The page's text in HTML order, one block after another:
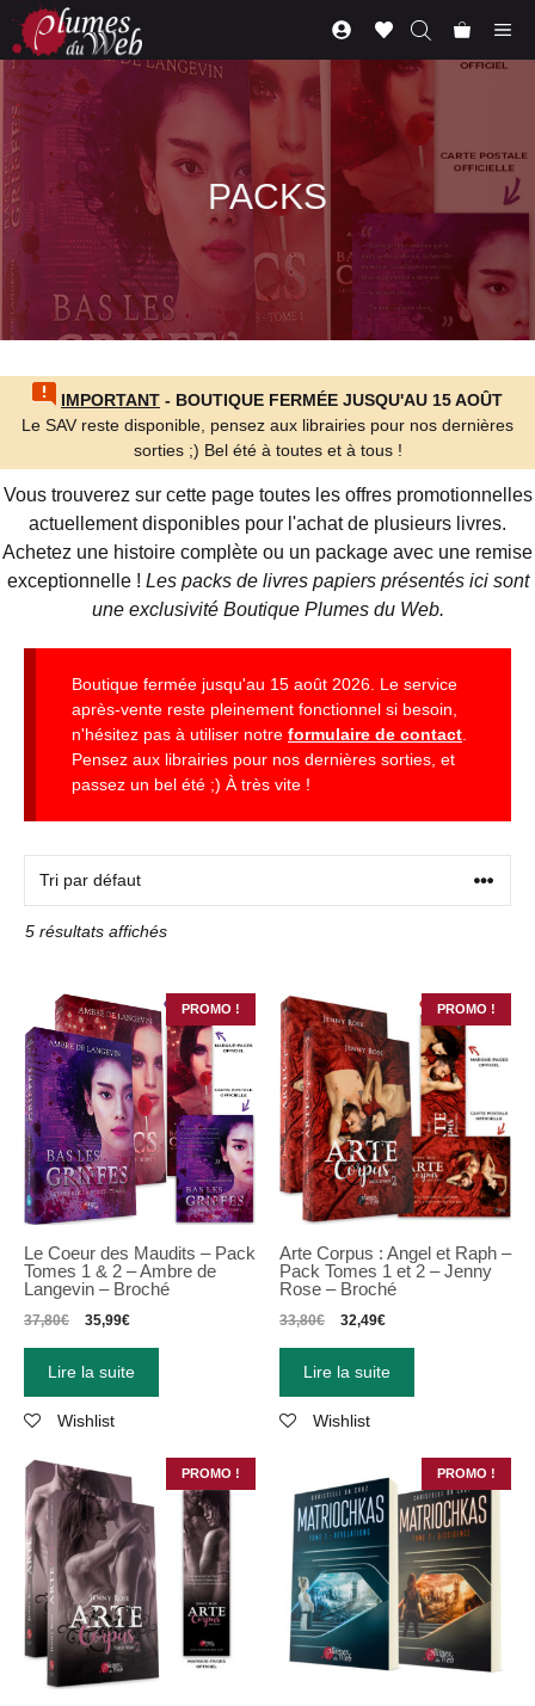
Aller
contenu
PACKS
IMPORTANT - BOUTIQUE FERMÉE JUSQU'AU 15 AOÛT
Le SAV reste disponible, pensez aux librairies pour nos dernières
sorties ;) Bel été à toutes et à tous !
Vous trouverez sur cette page toutes les offres promotionnelles
actuellement disponibles pour l'achat de plusieurs livres.
Achetez une histoire complète ou un package avec une remise
exceptionnelle ! Les packs de livres papiers présentés ici sont
une exclusivité Boutique Plumes du Web.
Boutique fermée jusqu'au 15 août 2026. Le service
après-vente reste pleinement fonctionnel si besoin,
n'hésitez pas à utiliser notre formulaire de contact
Pensez aux librairies pour nos dernières sorties, et
passez un bel été ;) À très vite !
5 résultats affichés
PROMO !
Le Coeur des Maudits – Pack
Tomes 1 & 2 – Ambre de
Langevin – Broché
37,80€ 35,99€
Lire la suite
Wishlist
PROMO !
Arte Corpus : Angel et Raph –
Pack Tomes 1 et 2 – Jenny
Rose – Broché
33,80€ 32,49€
Lire la suite
Wishlist
PROMO ! PROMO !